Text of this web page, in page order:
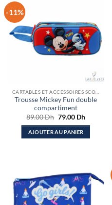
-11%
Trousse Mickey Fun double
compartiment
89.00Dh Le
initial
était :
79.00 DhLe
actuel
AJOUTER AU PANIER